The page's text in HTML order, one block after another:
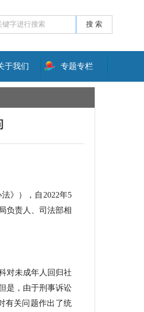
于我们 专题专栏
》），自2022年5
负责人、司法部相
对未成年人回归社
是，由于刑事诉讼
有关问题作出了统